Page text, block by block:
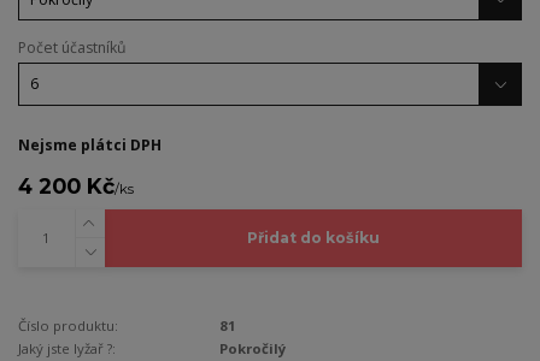
Počet účastníků
Nejsme plátci DPH
4 200 Kč/ks
Přidat do košíku
Číslo produktu:
81
Jaký jste lyžař ?:
Pokročilý